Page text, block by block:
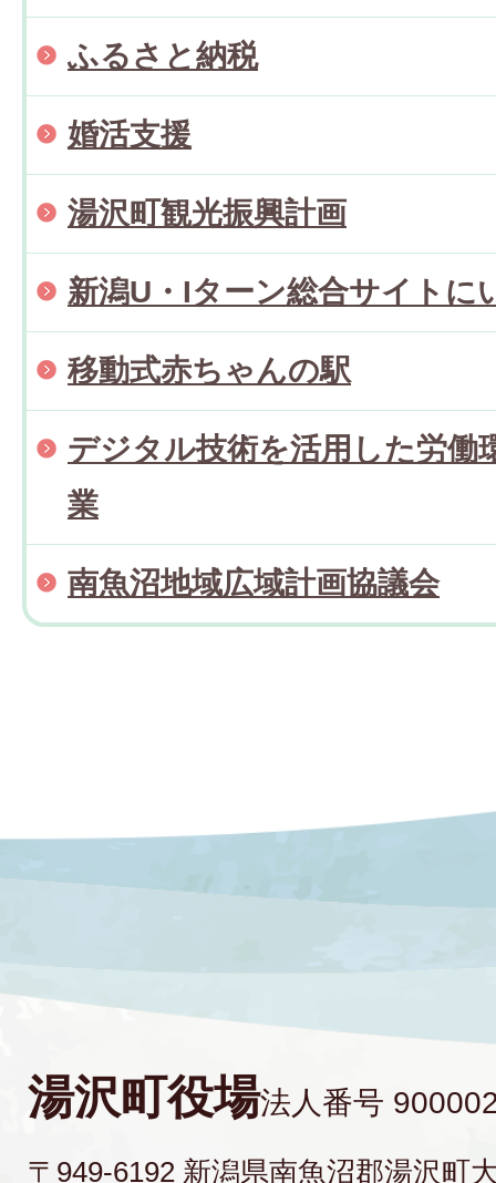
ふるさと納税
婚活支援
湯沢町観光振興計画
新潟U・Iターン総合サイトに
移動式赤ちゃんの駅
デジタル技術を活用した労働
業
南魚沼地域広域計画協議会
湯沢町役場法人番号
〒949-6192 新潟県南魚沼郡湯沢町